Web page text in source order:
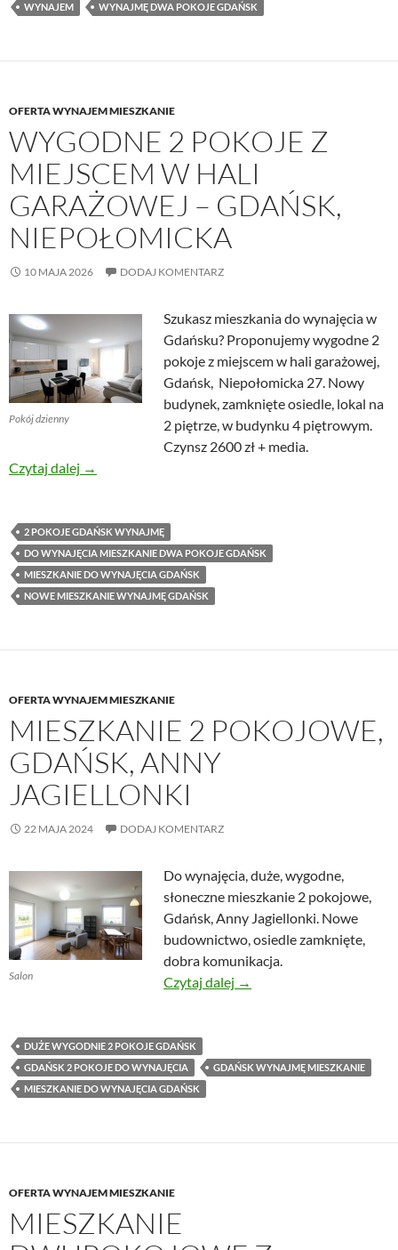
WYNAJEM
WYNAJMĘ DWA POKOJE GDAŃSK
OFERTA WYNAJEM MIESZKANIE
WYGODNE 2 POKOJE Z
MIEJSCEM W HALI
GARAŻOWEJ – GDAŃSK,
NIEPOŁOMICKA
10 MAJA 2026 DODAJ KOMENTARZ
Pokój dzienny
Szukasz mieszkania do wynajęcia w
Gdańsku? Proponujemy wygodne 2
pokoje z miejscem w hali garażowej,
Gdańsk, Niepołomicka 27. Nowy
budynek, zamknięte osiedle, lokal na
2 piętrze, w budynku 4 piętrowym.
Czynsz 2600 zł + media.
Czytaj dalej Wygodne 2 pokoje z miejscem w hali garażowej –
→
2 POKOJE GDAŃSK WYNAJMĘ
DO WYNAJĘCIA MIESZKANIE DWA POKOJE GDAŃSK
MIESZKANIE DO WYNAJĘCIA GDAŃSK
NOWE MIESZKANIE WYNAJMĘ GDAŃSK
OFERTA WYNAJEM MIESZKANIE
MIESZKANIE 2 POKOJOWE,
GDAŃSK, ANNY
JAGIELLONKI
22 MAJA 2024 DODAJ KOMENTARZ
Salon
Do wynajęcia, duże, wygodne,
słoneczne mieszkanie 2 pokojowe,
Gdańsk, Anny Jagiellonki. Nowe
budownictwo, osiedle zamknięte,
dobra komunikacja.
Czytaj dalej Mieszkanie 2 pokojowe,
→
DUŻE WYGODNIE 2 POKOJE GDAŃSK
GDAŃSK 2 POKOJE DO WYNAJĘCIA
GDAŃSK WYNAJMĘ MIESZKANIE
MIESZKANIE DO WYNAJĘCIA GDAŃSK
OFERTA WYNAJEM MIESZKANIE
MIESZKANIE